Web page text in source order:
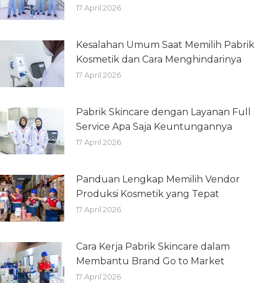
17 April 2026
Kesalahan Umum Saat Memilih Pabrik
Kosmetik dan Cara Menghindarinya
17 April 2026
Pabrik Skincare dengan Layanan Full
Service Apa Saja Keuntungannya
17 April 2026
Panduan Lengkap Memilih Vendor
Produksi Kosmetik yang Tepat
17 April 2026
Cara Kerja Pabrik Skincare dalam
Membantu Brand Go to Market
17 April 2026